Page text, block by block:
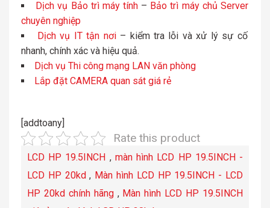
Dịch vụ Bảo trì máy tính – Bảo trì máy chủ Server
chuyên nghiệp
Dịch vụ IT tận nơi – kiểm tra lỗi và xử lý sự cố
nhanh, chính xác và hiệu quả.
Dịch vụ Thi công mạng LAN văn phòng
Lắp đặt CAMERA quan sát giá rẻ
[addtoany]
Rate this product
LCD HP 19.5INCH , màn hình LCD HP 19.5INCH -
LCD HP 20kd, Màn hình LCD HP 19.5INCH - LCD
HP 20kd chính hãng, Màn hình LCD HP 19.5INCH